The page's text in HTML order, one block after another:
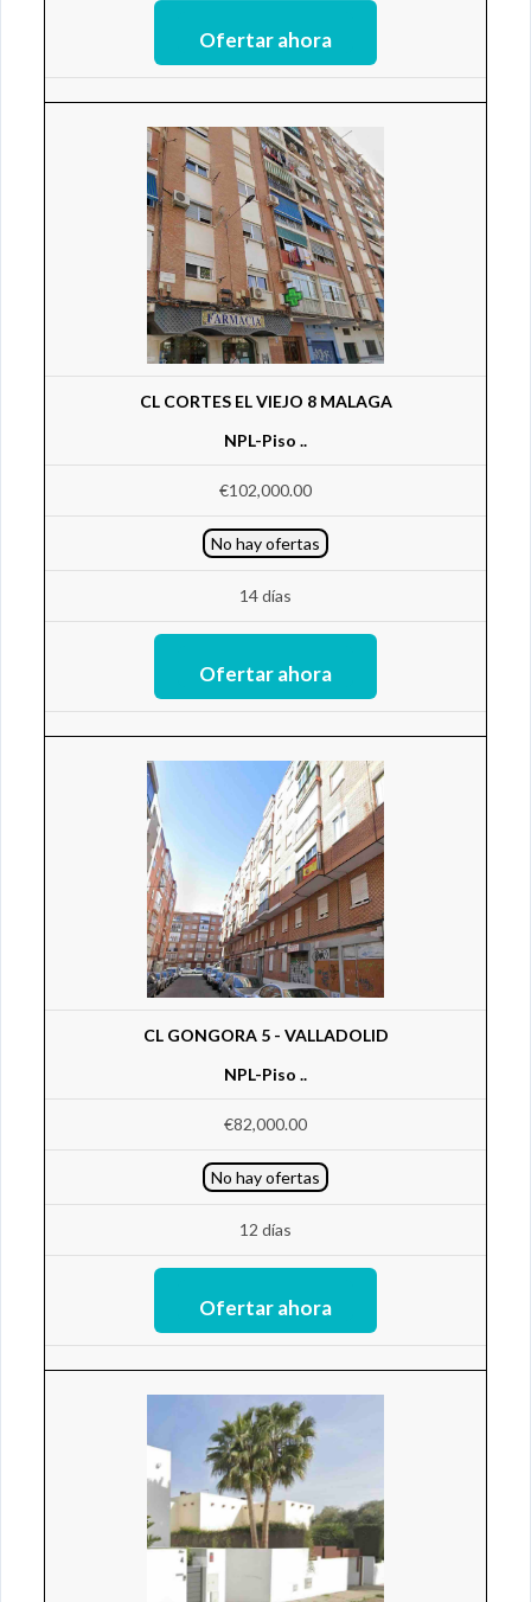
CL CORTES EL VIEJO 8 MALAGA
NPL-Piso ..
€102,000.00
No hay ofertas
14 días
CL GONGORA 5 - VALLADOLID
NPL-Piso ..
€82,000.00
No hay ofertas
12 días